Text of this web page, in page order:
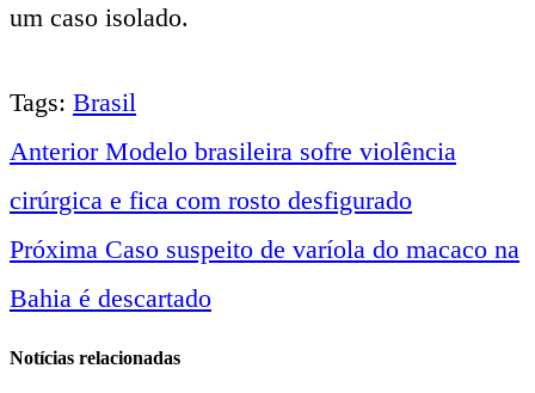
um caso isolado.
Tags: Brasil
Navegação
entre
notícias
AnteriorModelo brasileira sofre violência
cirúrgica e fica com rosto desfigurado
Próxima Caso suspeito de varíola do macaco na
Bahia é descartado
Notícias relacionadas